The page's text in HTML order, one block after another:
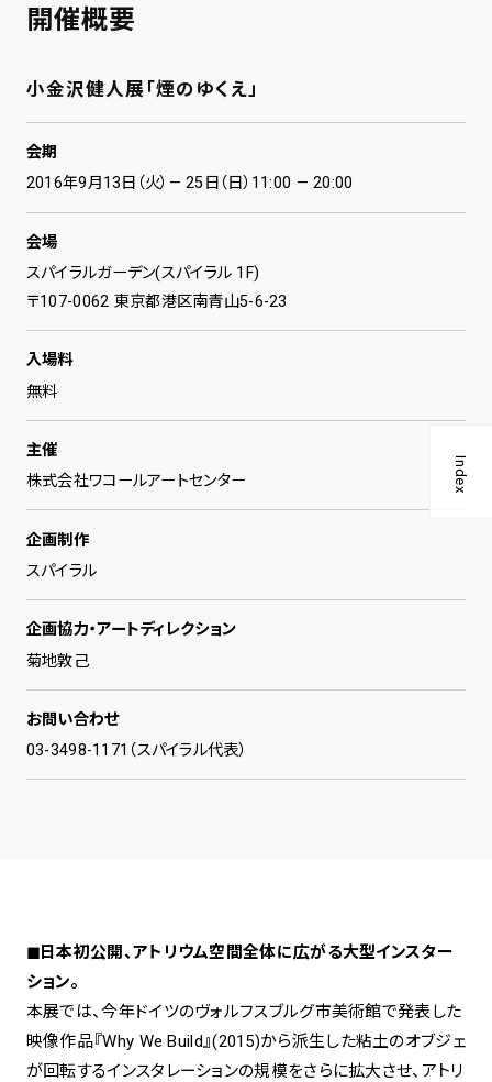
Index
開催概要
小金沢健人展「煙のゆくえ」
会期
2016年9月13日（火）— 25日（日）11:00 — 20:00
会場
スパイラルガーデン(スパイラル 1F)
〒107-0062 東京都港区南青山5-6-23
入場料
無料
主催
株式会社ワコールアートセンター
企画制作
スパイラル
企画協力・アートディレクション
菊地敦己
お問い合わせ
03-3498-1171（スパイラル代表）
◼日本初公開、アトリウム空間全体に広がる大型インスター
ション。
本展では、今年ドイツのヴォルフスブルグ市美術館で発表した
映像作品『Why We Build』(2015)から派生した粘土のオブジェ
が回転するインスタレーションの規模をさらに拡大させ、アトリ